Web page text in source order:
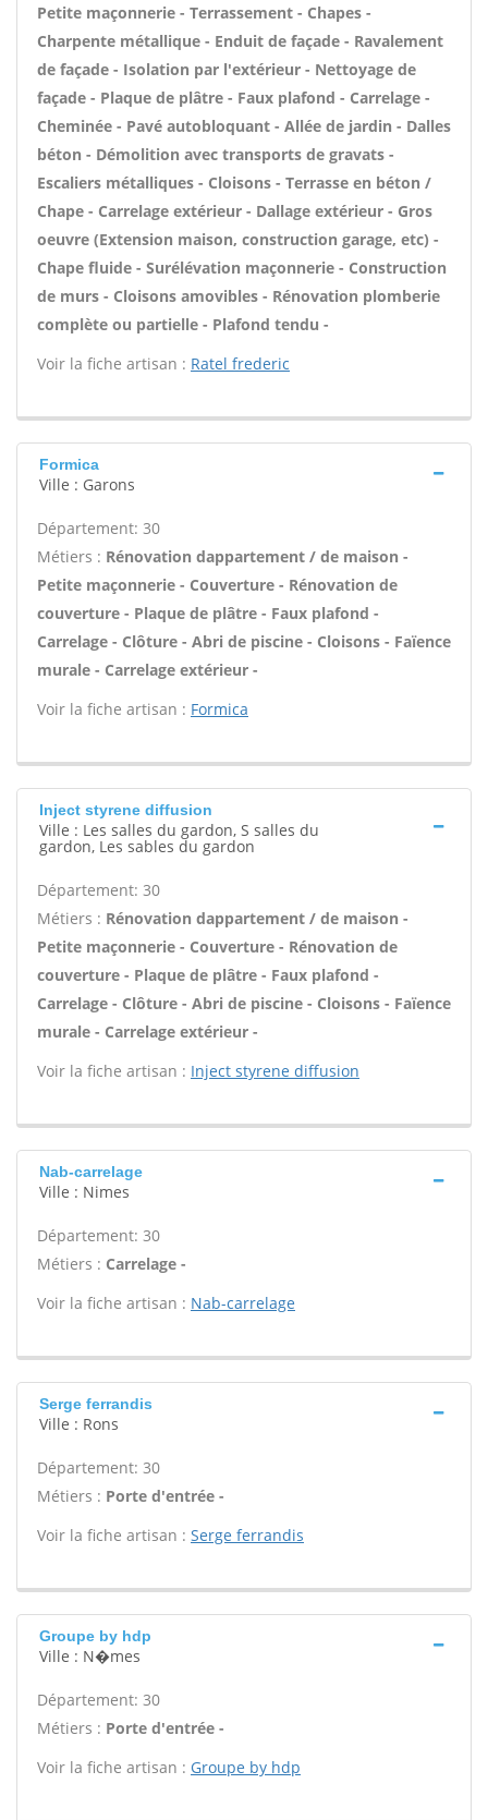
Petite maçonnerie - Terrassement - Chapes -
Charpente métallique - Enduit de façade - Ravalement
de façade - Isolation par l'extérieur - Nettoyage de
façade - Plaque de plâtre - Faux plafond - Carrelage -
Cheminée - Pavé autobloquant - Allée de jardin - Dalles
béton - Démolition avec transports de gravats -
Escaliers métalliques - Cloisons - Terrasse en béton /
Chape - Carrelage extérieur - Dallage extérieur - Gros
oeuvre (Extension maison, construction garage, etc) -
Chape fluide - Surélévation maçonnerie - Construction
de murs - Cloisons amovibles - Rénovation plomberie
complète ou partielle - Plafond tendu -
Voir la fiche artisan : Ratel frederic
Formica
Ville : Garons
Département: 30
Métiers : Rénovation dappartement / de maison -
Petite maçonnerie - Couverture - Rénovation de
couverture - Plaque de plâtre - Faux plafond -
Carrelage - Clôture - Abri de piscine - Cloisons - Faïence
murale - Carrelage extérieur -
Voir la fiche artisan : Formica
Inject styrene diffusion
Ville : Les salles du gardon, S salles du
gardon, Les sables du gardon
Département: 30
Métiers : Rénovation dappartement / de maison -
Petite maçonnerie - Couverture - Rénovation de
couverture - Plaque de plâtre - Faux plafond -
Carrelage - Clôture - Abri de piscine - Cloisons - Faïence
murale - Carrelage extérieur -
Voir la fiche artisan : Inject styrene diffusion
Nab-carrelage
Ville : Nimes
Département: 30
Métiers : Carrelage -
Voir la fiche artisan : Nab-carrelage
Serge ferrandis
Ville : Rons
Département: 30
Métiers : Porte d'entrée -
Voir la fiche artisan : Serge ferrandis
Groupe by hdp
Ville : N�mes
Département: 30
Métiers : Porte d'entrée -
Voir la fiche artisan : Groupe by hdp